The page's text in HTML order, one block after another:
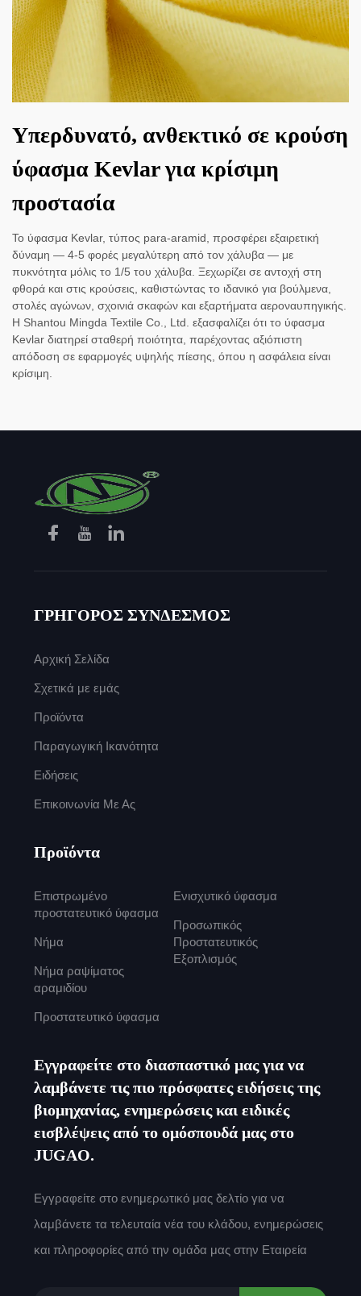
Υπερδυνατό, ανθεκτικό σε κρούση
ύφασμα Kevlar για κρίσιμη
προστασία
Το ύφασμα Kevlar, τύπος para-aramid, προσφέρει εξαιρετική
δύναμη — 4-5 φορές μεγαλύτερη από τον χάλυβα — με
πυκνότητα μόλις το 1/5 του χάλυβα. Ξεχωρίζει σε αντοχή στη
φθορά και στις κρούσεις, καθιστώντας το ιδανικό για βούλμενα,
στολές αγώνων, σχοινιά σκαφών και εξαρτήματα αεροναυπηγικής.
Η Shantou Mingda Textile Co., Ltd. εξασφαλίζει ότι το ύφασμα
Kevlar διατηρεί σταθερή ποιότητα, παρέχοντας αξιόπιστη
απόδοση σε εφαρμογές υψηλής πίεσης, όπου η ασφάλεια είναι
κρίσιμη.
ΓΡΗΓΟΡΟΣ ΣΥΝΔΕΣΜΟΣ
Αρχική Σελίδα
Σχετικά με εμάς
Προϊόντα
Παραγωγική Ικανότητα
Ειδήσεις
Επικοινωνία Με Ας
Προϊόντα
Επιστρωμένο
προστατευτικό ύφασμα
Νήμα
Νήμα ραψίματος
αραμιδίου
Προστατευτικό ύφασμα
Ενισχυτικό ύφασμα
Προσωπικός
Προστατευτικός
Εξοπλισμός
Εγγραφείτε στο διασπαστικό μας για να
λαμβάνετε τις πιο πρόσφατες ειδήσεις της
βιομηχανίας, ενημερώσεις και ειδικές
εισβλέψεις από το ομόσπουδά μας στο
JUGAO.
Εγγραφείτε στο ενημερωτικό μας δελτίο για να
λαμβάνετε τα τελευταία νέα του κλάδου, ενημερώσεις
και πληροφορίες από την ομάδα μας στην Εταιρεία